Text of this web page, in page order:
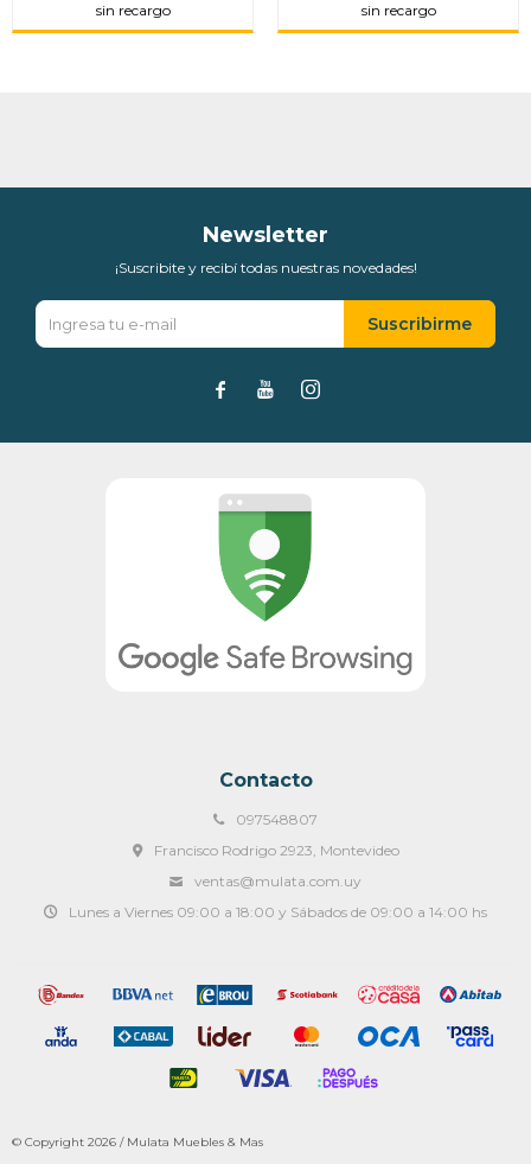
sin recargo
sin recargo
Contacto
097548807
Francisco Rodrigo 2923, Montevideo
ventas@mulata.com.uy
Lunes a Viernes 09:00 a 18:00 y Sábados de 09:00 a 14:00 hs
Newsletter
¡Suscribite y recibí todas nuestras novedades!
Suscribirme
  
© Copyright 2026 / Mulata Muebles & Mas